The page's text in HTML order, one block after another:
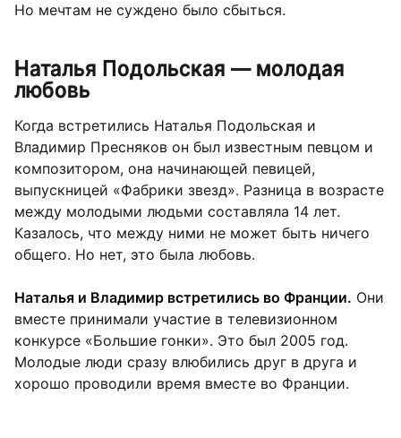
Но мечтам не суждено было сбыться.
Наталья Подольская — молодая
любовь
Когда встретились Наталья Подольская и
Владимир Пресняков он был известным певцом и
композитором, она начинающей певицей,
выпускницей «Фабрики звезд». Разница в возрасте
между молодыми людьми составляла 14 лет.
Казалось, что между ними не может быть ничего
общего. Но нет, это была любовь.
Наталья и Владимир встретились во Франции. Они
вместе принимали участие в телевизионном
конкурсе «Большие гонки». Это был 2005 год.
Молодые люди сразу влюбились друг в друга и
хорошо проводили время вместе во Франции.